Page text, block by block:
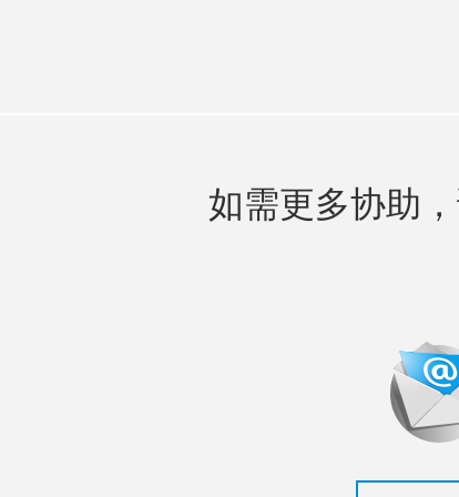
如需更多协助